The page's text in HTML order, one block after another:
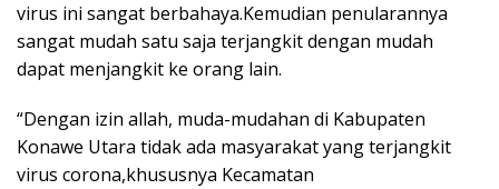
virus ini sangat berbahaya.Kemudian penularannya
sangat mudah satu saja terjangkit dengan mudah
dapat menjangkit ke orang lain.
“Dengan izin allah, muda-mudahan di Kabupaten
Konawe Utara tidak ada masyarakat yang terjangkit
virus corona,khususnya Kecamatan